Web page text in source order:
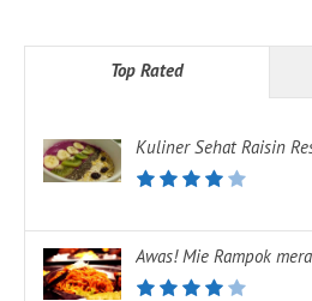
Top Rated
Kuliner Sehat Raisin
Awas! Mie Rampok